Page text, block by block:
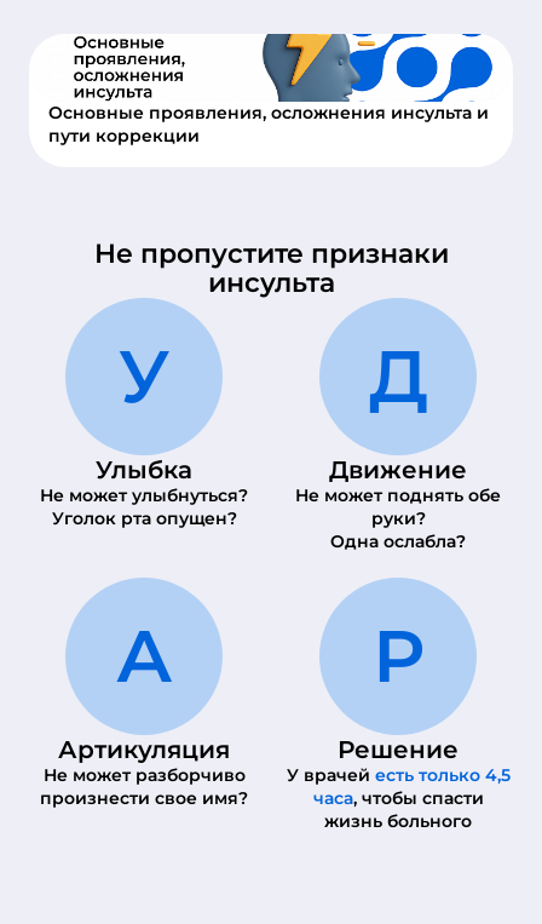
Основные проявления, осложнения инсульта и
пути коррекции
Не пропустите признаки
инсульта
У
Улыбка
Не может улыбнуться?
Уголок рта опущен?
Д
Движение
Не может поднять обе
руки?
Одна ослабла?
А
Артикуляция
Не может разборчиво
произнести свое имя?
Р
Решение
У врачей есть только 4,5
часа, чтобы спасти
жизнь больного